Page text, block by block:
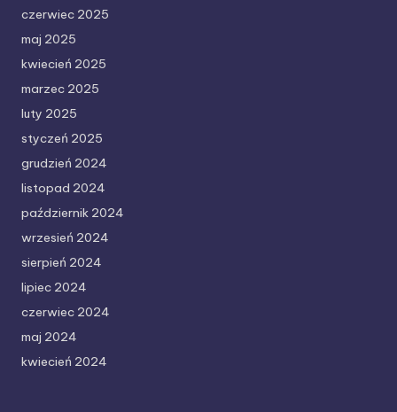
czerwiec 2025
maj 2025
kwiecień 2025
marzec 2025
luty 2025
styczeń 2025
grudzień 2024
listopad 2024
październik 2024
wrzesień 2024
sierpień 2024
lipiec 2024
czerwiec 2024
maj 2024
kwiecień 2024